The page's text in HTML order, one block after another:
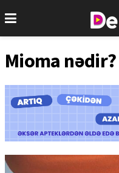
Mioma nədir?